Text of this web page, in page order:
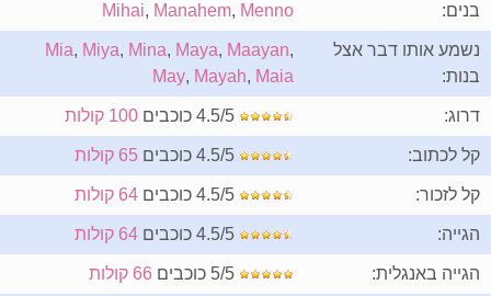
בנים:
Mihai ,Manahem ,Menno
נשמע אותו דבר אצל
בנות:
Mia ,Miya ,Mina ,Maya ,Maayan
May ,Mayah ,Maia
דרוג: 4.5/5 כוכבים 100 קולות
קל לכתוב: 4.5/5 כוכבים 65 קולות
קל לזכור: 4.5/5 כוכבים 64 קולות
הגייה: 4.5/5 כוכבים 64 קולות
הגייה באנגלית: 5/5 כוכבים 66 קולות